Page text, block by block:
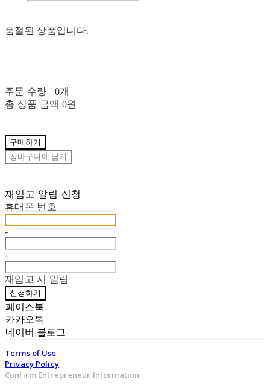
품절된 상품입니다.
주문 수량
0개
총 상품 금액 0원
구매하기
장바구니에 담기
재입고 알림 신청
휴대폰 번호
-
-
재입고 시 알림
신청하기
페이스북
카카오톡
네이버 블로그
Terms of Use
Privacy Policy
Confirm Entrepreneur Information